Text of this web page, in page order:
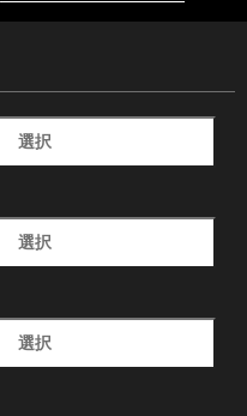
選択
選択
選択